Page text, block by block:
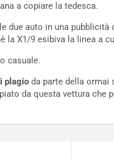
a copiare la tedesca.
due auto in una pubblicità
la X1/9 esibiva la linea a
casuale.
plagio da parte della ormai
da questa vettura che